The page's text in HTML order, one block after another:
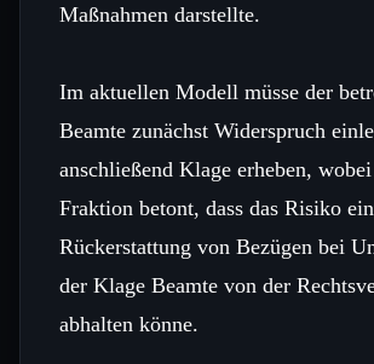
Maßnahmen darstellte.
Im aktuellen Modell müsse der
Beamte zunächst Widerspruch
anschließend Klage erheben,
Fraktion betont, dass das Risiko
Rückerstattung von Bezügen bei
der Klage Beamte von der
abhalten könne.